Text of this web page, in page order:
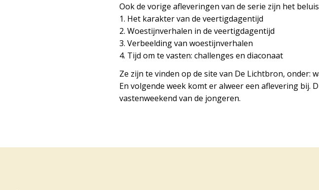
Ook de vorige afleveringen van de serie zijn het
1. Het karakter van de veertigdagentijd
2. Woestijnverhalen in de veertigdagentijd
3. Verbeelding van woestijnverhalen
4. Tijd om te vasten: challenges en diaconaat
Ze zijn te vinden op de site van De Lichtbron, onder:
En volgende week komt er alweer een aflevering bij.
vastenweekend van de jongeren.